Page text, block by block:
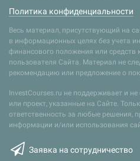
Политика конфиденциальности
Весь материал, присутствующий на
в информационных целях без учета
финансового положения или средств
пользователя Сайта. Материал не
рекомендацию или предложение о
InvestCourses.ru не поддерживает и
или проект, указанные на Сайте.
ответственность за любые решения,
информации и/или использования
Заявка на сотрудничество